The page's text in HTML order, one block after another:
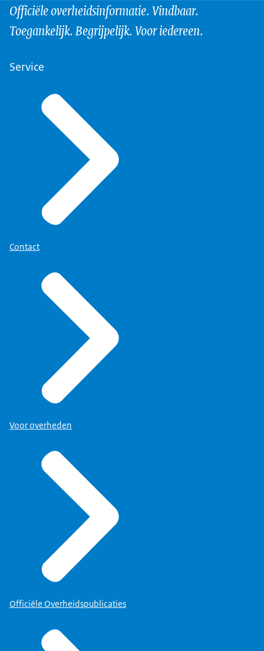
Officiële overheidsinformatie. Vindbaar.
Toegankelijk. Begrijpelijk. Voor iedereen.
Service
Contact
Voor overheden
Officiële Overheidspublicaties